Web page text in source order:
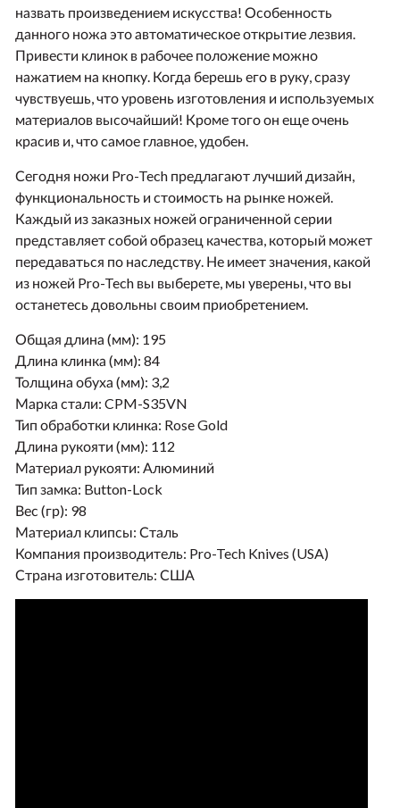
назвать произведением искусства! Особенность
данного ножа это автоматическое открытие лезвия.
Привести клинок в рабочее положение можно
нажатием на кнопку. Когда берешь его в руку, сразу
чувствуешь, что уровень изготовления и используемых
материалов высочайший! Кроме того он еще очень
красив и, что самое главное, удобен.
Сегодня ножи Pro-Tech предлагают лучший дизайн,
функциональность и стоимость на рынке ножей.
Каждый из заказных ножей ограниченной серии
представляет собой образец качества, который может
передаваться по наследству. Не имеет значения, какой
из ножей Pro-Tech вы выберете, мы уверены, что вы
останетесь довольны своим приобретением.
Общая длина (мм): 195
Длина клинка (мм): 84
Толщина обуха (мм): 3,2
Марка стали: CPM-S35VN
Тип обработки клинка: Rose Gold
Длина рукояти (мм): 112
Материал рукояти: Алюминий
Тип замка: Button-Lock
Вес (гр): 98
Материал клипсы: Сталь
Компания производитель: Pro-Tech Knives (USA)
Страна изготовитель: США